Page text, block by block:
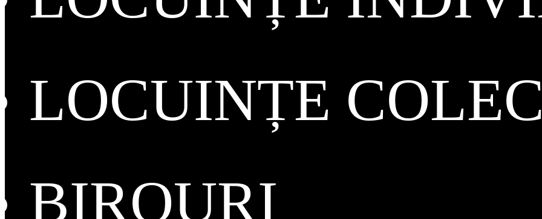
LOCUINȚE
BIROURI